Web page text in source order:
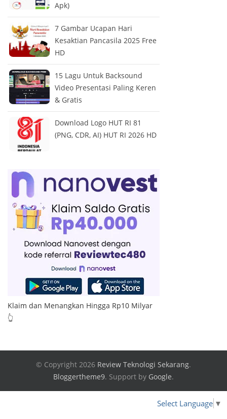
Apk)
7 Gambar Ucapan Hari
Kesaktian Pancasila 2025 Free
HD
15 Lagu Untuk Backsound
Video Presentasi Paling Keren
& Gratis
Download Logo HUT RI 81
(PNG, CDR, AI) HUT RI 2026 HD
Klaim dan Menangkan Hingga Rp10 Milyar
👆
© Copyright 2026 Review Teknologi Sekarang.
Bloggertheme9. Support by Google.
Select Language ▼